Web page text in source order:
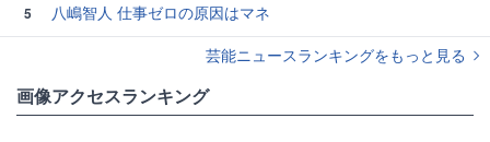
5
八嶋智人 仕事ゼロの原因はマネ
芸能ニュースランキングをもっと見る
画像アクセスランキング